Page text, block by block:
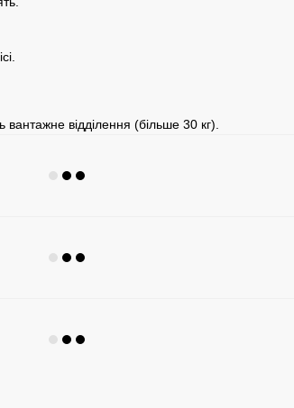
відділення (більше 30 кг).